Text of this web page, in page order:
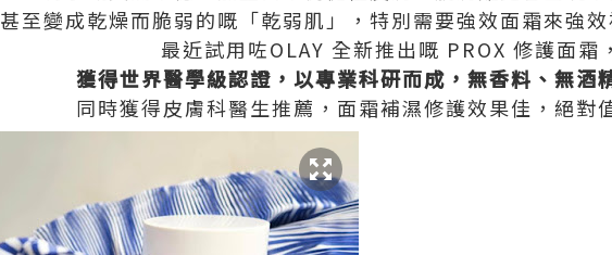
甚至變成乾燥而脆弱的嘅「乾弱肌」，特別需要強效面霜來強效
最近試用咗OLAY 全新推出嘅 PROX 修護面霜，
獲得世界醫學級認證，以專業科研而成，無香料、無酒
同時獲得皮膚科醫生推薦，面霜補濕修護效果佳，絕對